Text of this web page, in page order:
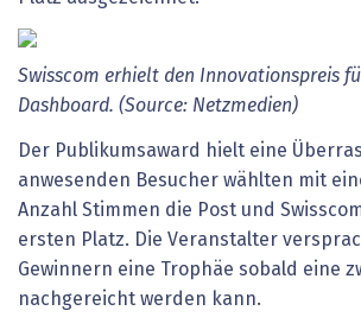
Swisscom erhielt den Innovationspreis
Dashboard. (Source: Netzmedien)
Der Publikumsaward hielt eine
anwesenden Besucher wählten mit
Anzahl Stimmen die Post und
ersten Platz. Die Veranstalter
Gewinnern eine Trophäe sobald eine
nachgereicht werden kann.